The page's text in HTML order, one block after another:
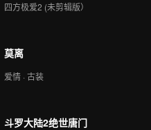
四方极爱2 (未剪辑版）
莫离
爱情 · 古装
斗罗大陆2绝世唐门